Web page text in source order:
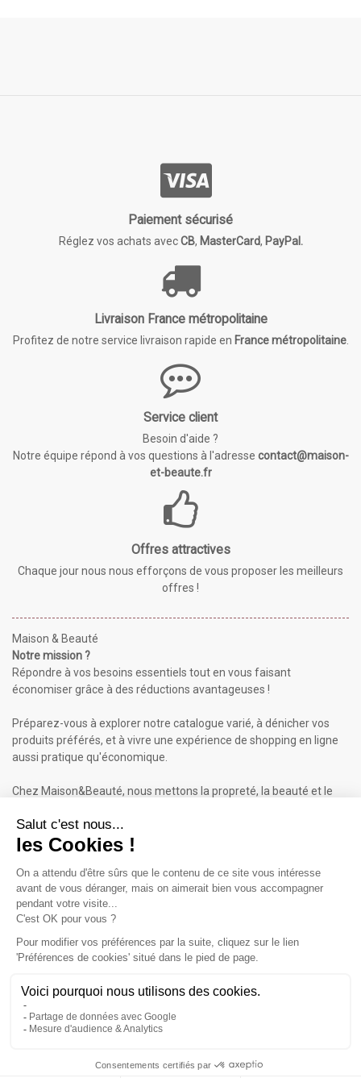
Paiement sécurisé
Réglez vos achats avecCB, MasterCard, PayPal.
Livraison France métropolitaine
Profitez de notre service livraison rapide en France métropolitaine.
Service client
Besoin d'aide ?
Notre équipe répond à vos questions à l'adresse contact@maison-
et-beaute.fr
Offres attractives
Chaque jour nous nous efforçons de vous proposer les meilleurs
offres !
Maison & Beauté
Notre mission ?
Répondre à vos besoins essentiels tout en vous faisant
économiser grâce à des réductions avantageuses !
Préparez-vous à explorer notre catalogue varié, à dénicher vos
produits préférés, et à vivre une expérience de shopping en ligne
aussi pratique qu'économique.
Chez Maison&Beauté, nous mettons la propreté, la beauté et le
Maison & Beauté : Informations
À propos de nous
Conditions générales de vente (CGV)
Plan du site
Contactez-nous
Inscrivez-vous à notre Newsletter
Valable sur votre 1ère commande dès 50€ d'achat.